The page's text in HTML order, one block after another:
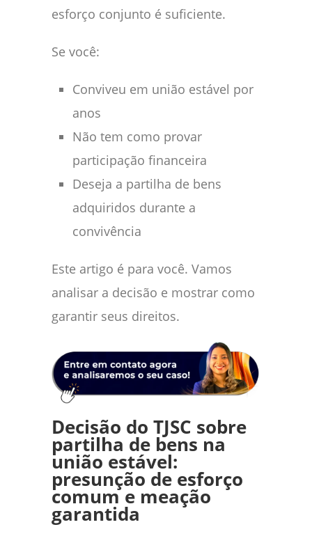
esforço conjunto é suficiente.
Se você:
Conviveu em união estável por
anos
Não tem como provar
participação financeira
Deseja a partilha de bens
adquiridos durante a
convivência
Este artigo é para você. Vamos
analisar a decisão e mostrar como
garantir seus direitos.
Decisão do TJSC sobre
partilha de bens na
união estável:
presunção de esforço
comum e meação
garantida